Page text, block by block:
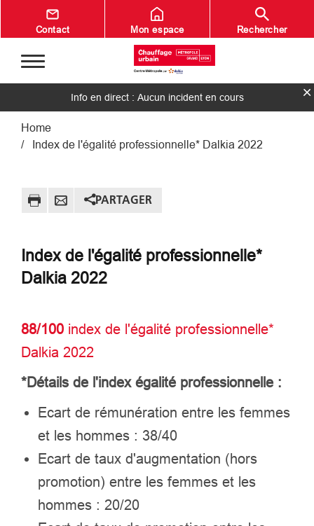
Aller au contenu principal
Contact Mon espace Rechercher
Info en direct : Aucun incident en cours
Fil d'Ariane
Home
Index de l'égalité professionnelle* Dalkia 2022
PARTAGER
Index de l'égalité professionnelle*
Dalkia 2022
88/100 index de l'égalité professionnelle*
Dalkia 2022
*Détails de l'index égalité professionnelle :
Ecart de rémunération entre les femmes
et les hommes : 38/40
Ecart de taux d'augmentation (hors
promotion) entre les femmes et les
hommes : 20/20